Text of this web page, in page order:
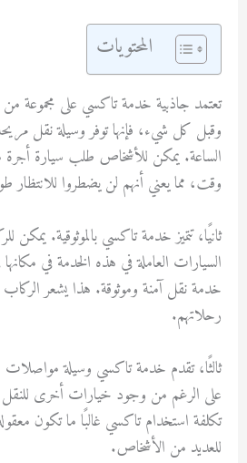
المحتويات
تعتمد جاذبية خدمة تاكسي على مجموعة من
وقبل كل شيء، فإنها توفر وسيلة نقل
الساعة. يمكن للأشخاص طلب سيارة
وقت، مما يعني أنهم لن يضطروا
ثانيًا، تتميز خدمة تاكسي بالموثوقية.
السيارات العاملة في هذه الخدمة في
خدمة نقل آمنة وموثوقة. هذا يشعر
رحلاتهم.
ثالثًا، تقدم خدمة تاكسي وسيلة
على الرغم من وجود خيارات أخرى للنقل
تكلفة استخدام تاكسي غالبًا ما تكون
للعديد من الأشخاص.